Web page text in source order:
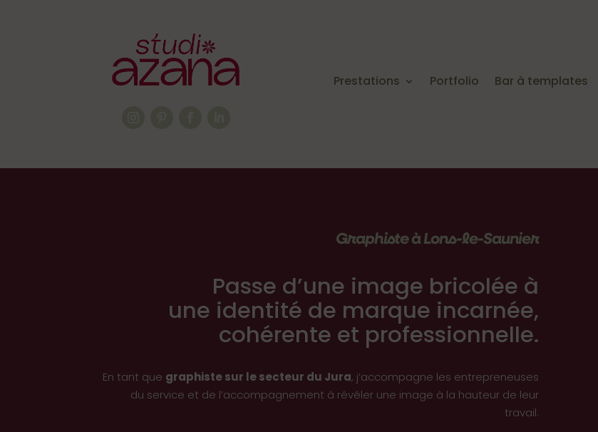
Prestations Portfolio Bar à templates
Graphiste à Lons-le-Saunier
Passe d’une image bricolée à
une identité de marque incarnée,
cohérente et professionnelle.
En tant que graphiste sur le secteur du Jura, j’accompagne les entrepreneuses
du service et de l’accompagnement à révéler une image à la hauteur de leur
travail.